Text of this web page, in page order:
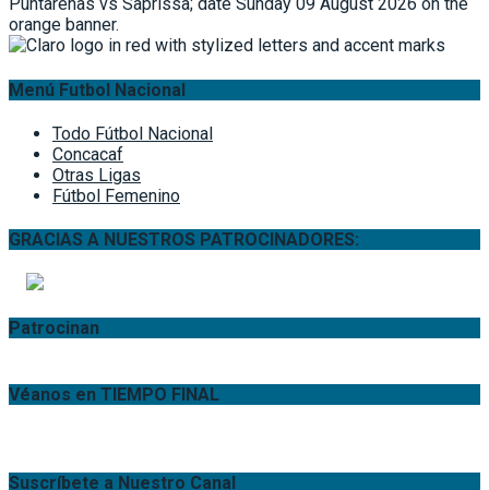
Menú Futbol Nacional
Todo Fútbol Nacional
Concacaf
Otras Ligas
Fútbol Femenino
GRACIAS A NUESTROS PATROCINADORES:
Patrocinan
Véanos en TIEMPO FINAL
Suscríbete a Nuestro Canal